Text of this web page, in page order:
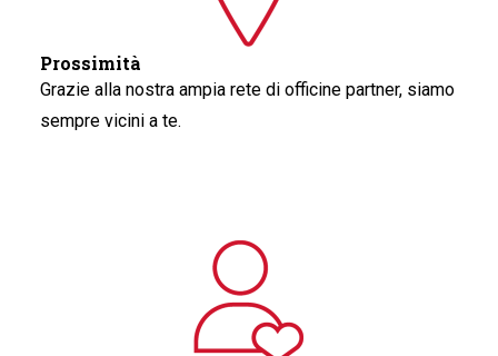
Prossimità
Grazie alla nostra ampia rete di officine partner, siamo
sempre vicini a te.